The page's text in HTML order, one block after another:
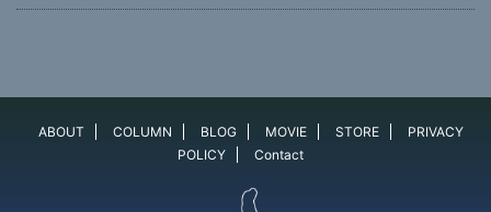
ABOUT COLUMN BLOG MOVIE STORE
PRIVACY
POLICY
Contact